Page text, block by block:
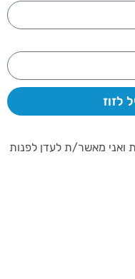
ואני מאשר/ת לעדן לפנות